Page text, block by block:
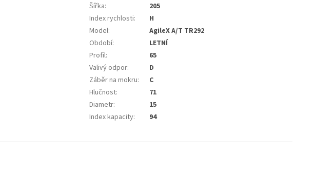
Šířka:
205
Index rychlosti:
H
Model:
AgileX A/T TR292
Období:
LETNÍ
Profil:
65
Valivý odpor:
D
Záběr na mokru:
C
Hlučnost:
71
Diametr:
15
Index kapacity: 94